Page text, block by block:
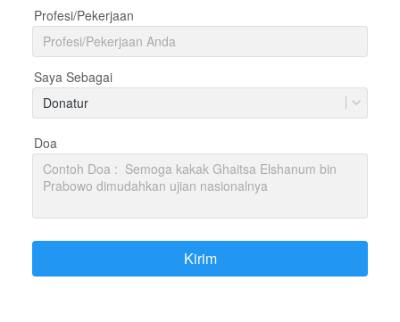
Profesi/Pekerjaan
Saya Sebagai
Donatur
Doa
`Kirim